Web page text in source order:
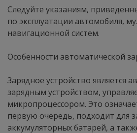
Следуйте указаниям,
по эксплуатации автомобиля,
навигационной систем.
Особенности автоматической
Зарядное устройство является
зарядным устройством,
микропроцессором. Это
первую очередь, подходит для
аккумуляторных батарей, а